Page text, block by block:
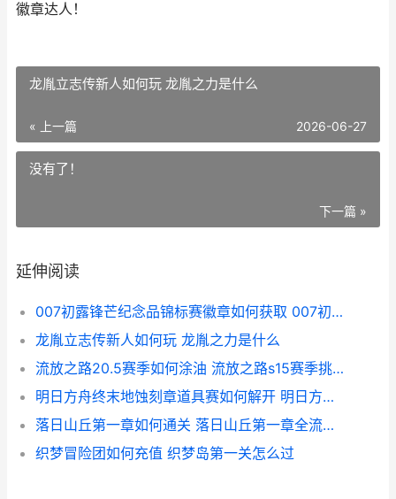
徽章达人！
龙胤立志传新人如何玩 龙胤之力是什么
« 上一篇 2026-06-27
没有了！
下一篇 »
延伸阅读
007初露锋芒纪念品锦标赛徽章如何获取 007初露锋芒纪念品
龙胤立志传新人如何玩 龙胤之力是什么
流放之路20.5赛季如何涂油 流放之路s15赛季挑战
明日方舟终末地蚀刻章道具赛如何解开 明日方舟终末地云玩
落日山丘第一章如何通关 落日山丘第一章全流程攻略图文
织梦冒险团如何充值 织梦岛第一关怎么过